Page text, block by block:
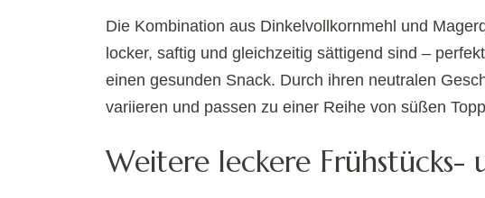
Die Kombination aus Dinkelvollkornmehl und
locker, saftig und gleichzeitig sättigend sind –
einen gesunden Snack. Durch ihren neutralen
variieren und passen zu einer Reihe von süßen
Weitere leckere Frühstücks-